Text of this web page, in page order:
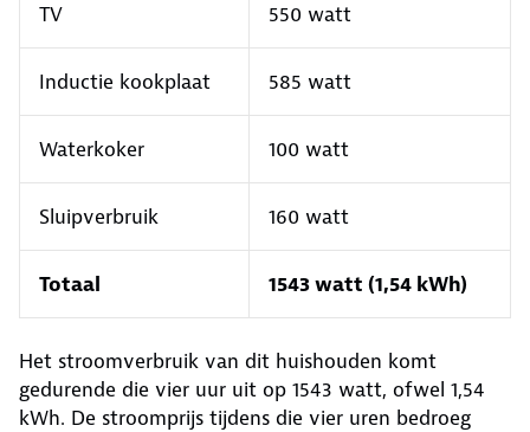
TV 550 watt
Inductie kookplaat 585 watt
Waterkoker 100 watt
Sluipverbruik 160 watt
Totaal 1543 watt (1,54 kWh)
Het stroomverbruik van dit huishouden komt
gedurende die vier uur uit op 1543 watt, ofwel 1,54
kWh. De stroomprijs tijdens die vier uren bedroeg